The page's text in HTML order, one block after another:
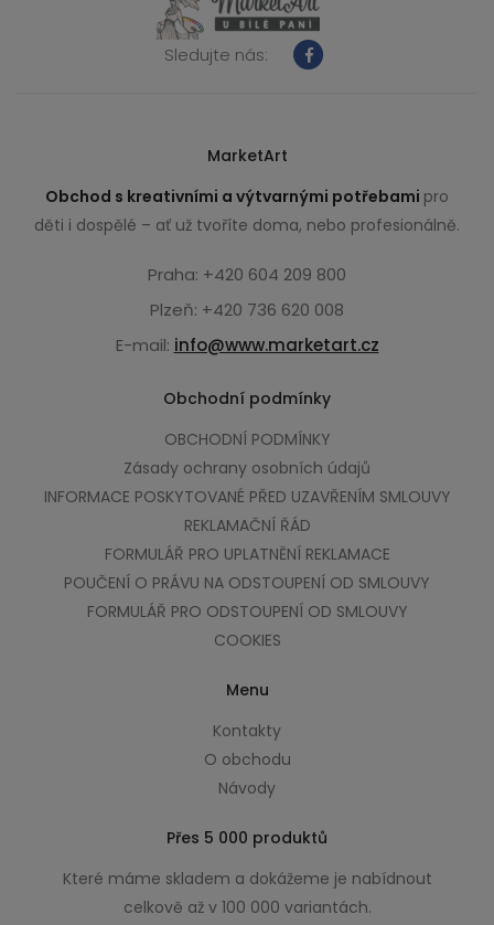
Sledujte nás:
MarketArt
Obchod s kreativními a výtvarnými potřebami pro
děti i dospělé – ať už tvoříte doma, nebo profesionálně.
Praha: +420 604 209 800
Plzeň: +420 736 620 008
E-mail: info@www.marketart.cz
Obchodní podmínky
OBCHODNÍ PODMÍNKY
Zásady ochrany osobních údajů
INFORMACE POSKYTOVANÉ PŘED UZAVŘENÍM SMLOUVY
REKLAMAČNÍ ŘÁD
FORMULÁŘ PRO UPLATNĚNÍ REKLAMACE
POUČENÍ O PRÁVU NA ODSTOUPENÍ OD SMLOUVY
FORMULÁŘ PRO ODSTOUPENÍ OD SMLOUVY
COOKIES
Menu
Kontakty
O obchodu
Návody
Přes 5 000 produktů
Které máme skladem a dokážeme je nabídnout
celkově až v 100 000 variantách.